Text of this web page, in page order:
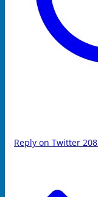
Reply on Twitter